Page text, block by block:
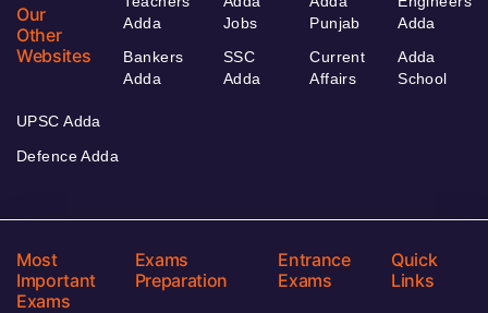
Our
Other
Websites
Adda
Bankers
Adda
Jobs
SSC
Adda
Punjab
Current
Affairs
Adda
Adda
School
UPSC Adda
Defence Adda
Most
Important
Exams
Exams
Preparation
Entrance
Exams
Quick
Links